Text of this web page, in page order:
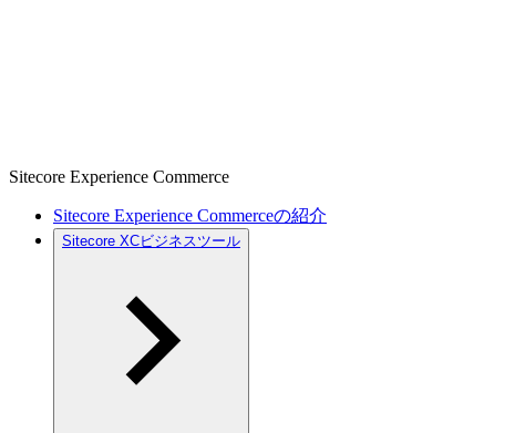
Sitecore Experience Commerce
Sitecore Experience Commerceの紹介
Sitecore XCビジネスツール